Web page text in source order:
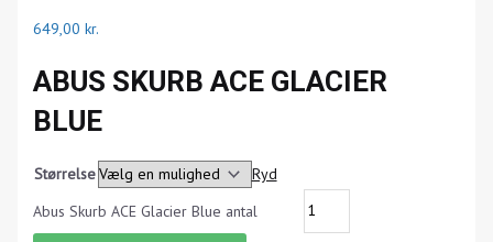
649,00 kr.
ABUS SKURB ACE GLACIER
BLUE
Størrelse
Ryd
Abus Skurb ACE Glacier Blue antal